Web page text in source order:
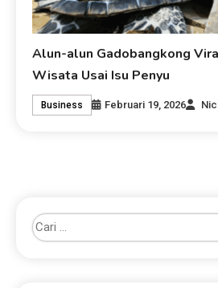
Alun-alun Gadobangkong
Wisata Usai Isu Penyu
Business Februari 19, 2026